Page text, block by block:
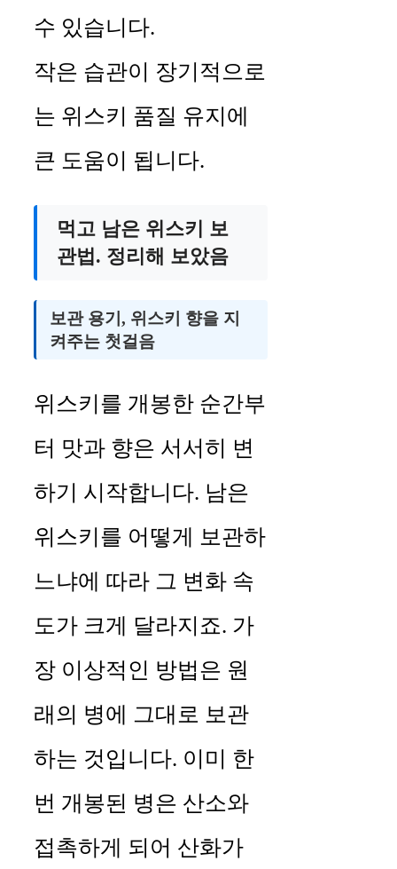
수 있습니다.
작은 습관이 장기적으로
는 위스키 품질 유지에
큰 도움이 됩니다.
먹고 남은 위스키 보
관법. 정리해 보았음
보관 용기, 위스키 향을 지
켜주는 첫걸음
위스키를 개봉한 순간부
터 맛과 향은 서서히 변
하기 시작합니다. 남은
위스키를 어떻게 보관하
느냐에 따라 그 변화 속
도가 크게 달라지죠. 가
장 이상적인 방법은 원
래의 병에 그대로 보관
하는 것입니다. 이미 한
번 개봉된 병은 산소와
접촉하게 되어 산화가